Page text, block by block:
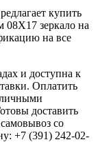
купить
зеркало на
на все
и доступна к
Оплатить
доставить
со
+7 (391) 242-02-